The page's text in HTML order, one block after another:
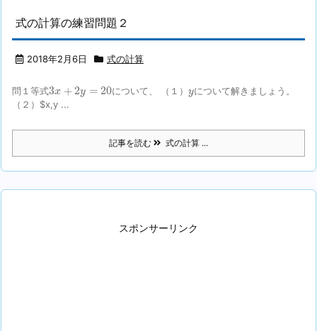
式の計算の練習問題２
2018年2月6日 式の計算
問１等式3x + 2y = 20
3x + 2y= 20 について、 （１）y
yについて解きましょう。
（２）$x,y ...
記事を読む 式の計算 ...
スポンサーリンク